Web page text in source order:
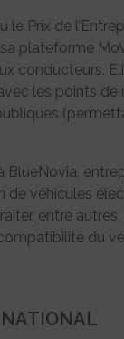
Prix de
plateforme
conducteurs.
les points de
BlueNovia,
véhicules
entre
du
NATIONAL